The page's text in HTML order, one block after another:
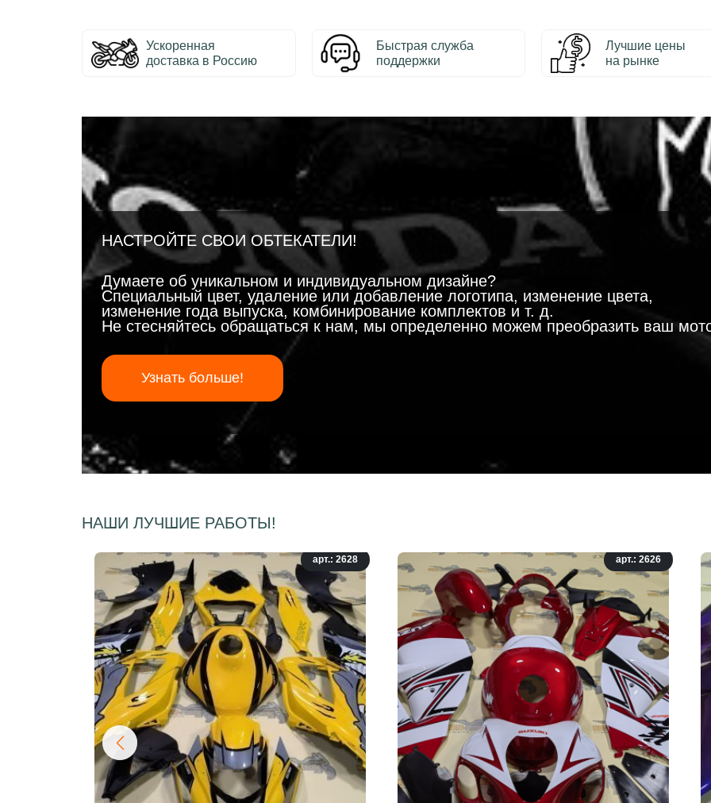
Ускоренная
доставка в Россию
Быстрая служба
поддержки
Лучшие цены
на рынке
НАСТРОЙТЕ СВОИ ОБТЕКАТЕЛИ!
Думаете об уникальном и индивидуальном дизайне?
Специальный цвет, удаление или добавление логотипа, изменение цвета,
изменение года выпуска, комбинирование комплектов и т. д.
Не стесняйтесь обращаться к нам, мы определенно можем преобразить ваш
Узнать больше!
НАШИ ЛУЧШИЕ РАБОТЫ!
арт.: 2628 арт.: 2626